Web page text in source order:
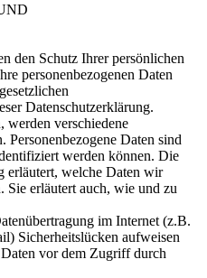
den Schutz Ihrer persönlichen
personenbezogenen Daten
Datenschutzerklärung.
werden verschiedene
Personenbezogene Daten sind
werden können. Die
erläutert, welche Daten wir
erläutert auch, wie und zu
im Internet (z.B.
Sicherheitslücken aufweisen
vor dem Zugriff durch